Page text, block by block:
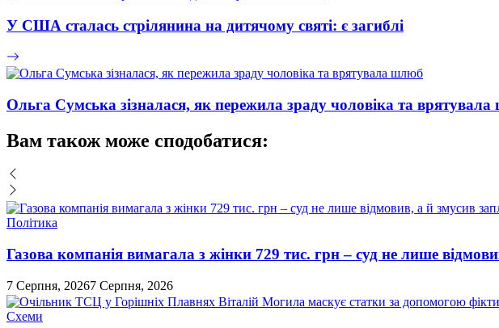
У США сталась стрілянина на дитячому святі: є загиблі
Ольга Сумська зізналася, як пережила зраду чоловіка та
Вам також може сподобатися:
Політика
Газова компанія вимагала з жінки 729 тис. грн – суд не лише
7 Серпня, 20267 Серпня, 2026
Схеми